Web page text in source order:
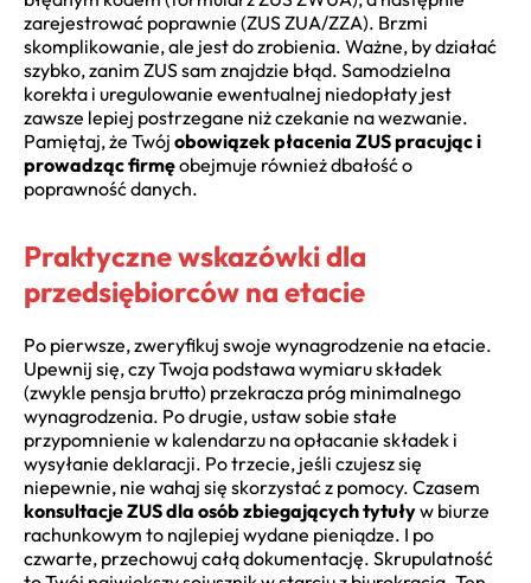
zarejestrować poprawnie (ZUS ZUA/ZZA). Brzmi
skomplikowanie, ale jest do zrobienia. Ważne, by działać
szybko, zanim ZUS sam znajdzie błąd. Samodzielna
korekta i uregulowanie ewentualnej niedopłaty jest
zawsze lepiej postrzegane niż czekanie na wezwanie.
Pamiętaj, że Twój obowiązek płacenia ZUS pracując i
prowadząc firmęobejmuje również dbałość o
poprawność danych.
Praktyczne wskazówki dla
przedsiębiorców na etacie
Po pierwsze, zweryfikuj swoje wynagrodzenie na etacie.
Upewnij się, czy Twoja podstawa wymiaru składek
(zwykle pensja brutto) przekracza próg minimalnego
wynagrodzenia. Po drugie, ustaw sobie stałe
przypomnienie w kalendarzu na opłacanie składek i
wysyłanie deklaracji. Po trzecie, jeśli czujesz się
niepewnie, nie wahaj się skorzystać z pomocy. Czasem
konsultacje ZUS dla osób zbiegających tytuływ biurze
rachunkowym to najlepiej wydane pieniądze. I po
czwarte, przechowuj całą dokumentację. Skrupulatność